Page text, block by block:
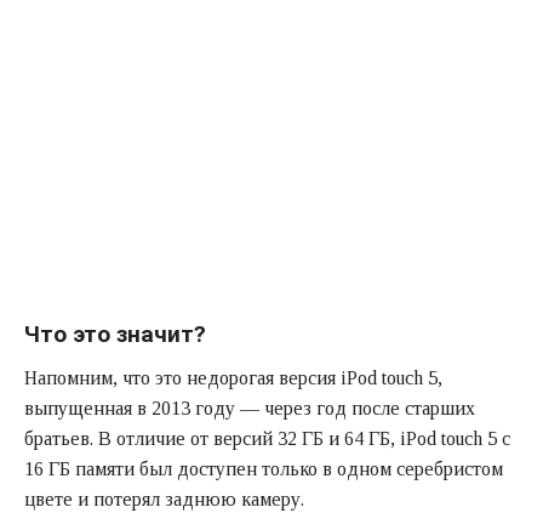
Что это значит?
Напомним, что это недорогая версия iPod touch 5,
выпущенная в 2013 году — через год после старших
братьев. В отличие от версий 32 ГБ и 64 ГБ, iPod touch 5 с
16 ГБ памяти был доступен только в одном серебристом
цвете и потерял заднюю камеру.